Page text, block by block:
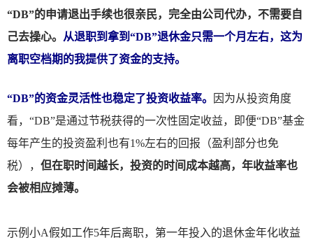
“DB”的申请退出手续也很亲民，完全由公司代办，不需要自
己去操心。 从退职到拿到“DB”退休金只需一个月左右，这为
离职空档期的我提供了资金的支持。
“DB”的资金灵活性也稳定了投资收益率。
因为从投资角度
看，“DB”是通过节税获得的一次性固定收益，即便“DB”基金
每年产生的投资盈利也有1%左右的回报（盈利部分也免
税）， 但在职时间越长，投资的时间成本越高，年收益率也
会被相应摊薄。
示例小A假如工作5年后离职，第一年投入的退休金年化收益